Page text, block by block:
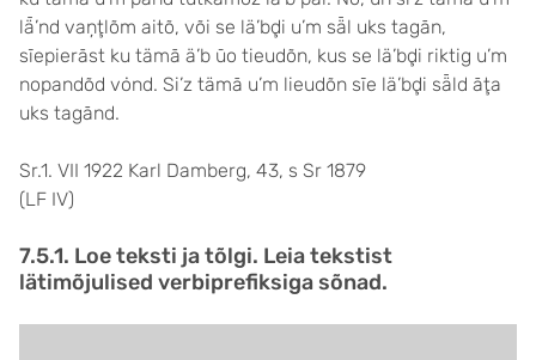
lǟ’nd vaņţlõm aitõ, või se lä’bḑi u’m sǟl uks tagān,
sīepierāst ku tämā ä’b ūo tieudõn, kus se lä’bḑi riktig u’m
nopandõd vȯnd. Si’z tämā u’m lieudõn sīe lä’bḑi sǟld āţa
uks tagānd.
Sr.1. VII 1922 Karl Damberg, 43, s Sr 1879
(LF IV)
7.5.1. Loe teksti ja tõlgi. Leia tekstist
lätimõjulised verbiprefiksiga sõnad.